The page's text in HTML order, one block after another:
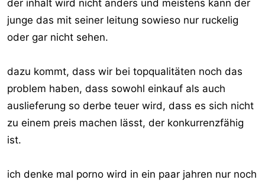
der inhalt wird nicht anders und meistens kann der
junge das mit seiner leitung sowieso nur ruckelig
oder gar nicht sehen.
dazu kommt, dass wir bei topqualitäten noch das
problem haben, dass sowohl einkauf als auch
auslieferung so derbe teuer wird, dass es sich nicht
zu einem preis machen lässt, der konkurrenzfähig
ist.
ich denke mal porno wird in ein paar jahren nur noch